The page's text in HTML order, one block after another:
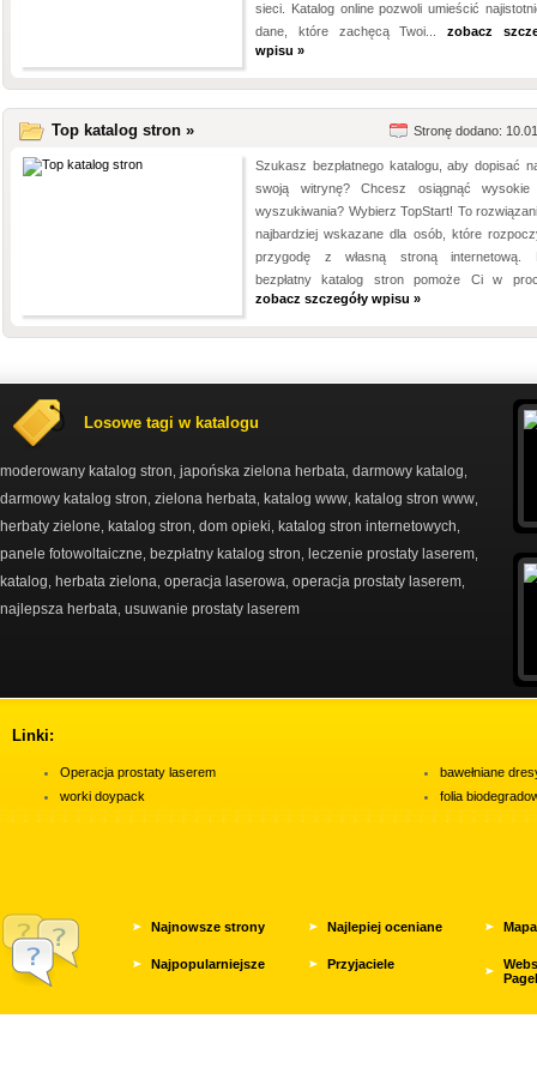
sieci. Katalog online pozwoli umieścić
dane, które zachęcą Twoi...zobacz
wpisu »
Top katalog stron » Stronę dodano:
Szukasz bezpłatnego katalogu, aby dopisać
swoją witrynę? Chcesz osiągnąć wysokie
wyszukiwania? Wybierz TopStart! To
najbardziej wskazane dla osób, które
przygodę z własną stroną internetową.
bezpłatny katalog stron pomoże Ci w
zobacz szczegóły wpisu »
Losowe tagi w katalogu
moderowany katalog stron japońska zielona herbata darmowy katalog
darmowy katalog stron zielona herbata katalog www katalog stron www
herbaty zielone katalog stron dom opieki katalog stron internetowych
panele fotowoltaiczne bezpłatny katalog stron leczenie prostaty laserem
katalog herbata zielona operacja laserowa operacja prostaty laserem
najlepsza herbata usuwanie prostaty laserem
Linki:
Operacja prostaty laserem
worki doypack
bawełniane
folia
Najnowsze strony Najlepiej oceniane
Najpopularniejsze Przyjaciele